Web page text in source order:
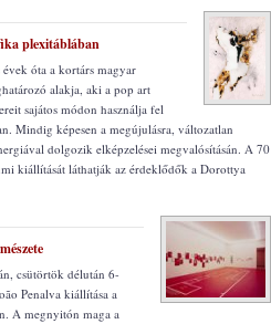
plexitáblában
évek óta a kortárs magyar
alakja, aki a pop art
sajátos módon használja fel
Mindig képesen a megújulásra, változatlan
dolgozik elképzelései megvalósításán. A 70
kiállítását láthatják az érdeklődők a Dorottya
csütörtök délután 6-
Penalva kiállítása a
A megnyitón maga a